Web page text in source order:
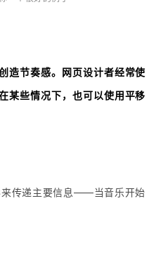
造节奏感。网页设计者经常使
某些情况下，也可以使用平移
来传递主要信息——当音乐开始